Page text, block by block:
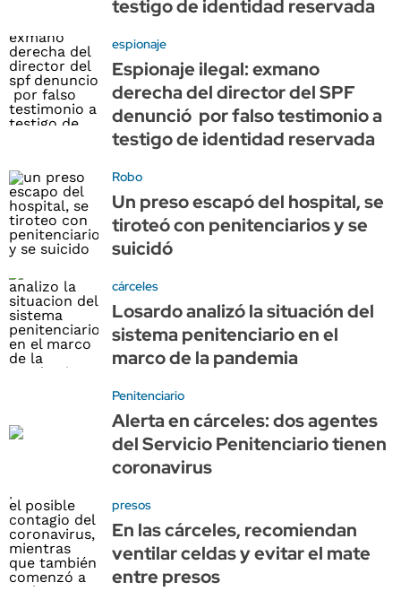
testigo de identidad reservada
espionaje
Espionaje ilegal: exmano
derecha del director del SPF
denunció por falso testimonio a
testigo de identidad reservada
Robo
Un preso escapó del hospital, se
tiroteó con penitenciarios y se
suicidó
cárceles
Losardo analizó la situación del
sistema penitenciario en el
marco de la pandemia
Penitenciario
Alerta en cárceles: dos agentes
del Servicio Penitenciario tienen
coronavirus
presos
En las cárceles, recomiendan
ventilar celdas y evitar el mate
entre presos